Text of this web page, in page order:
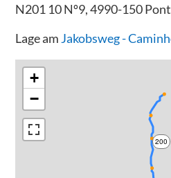
N201 10 Nº9, 4990-150
Lage am Jakobsweg -
200
+
−